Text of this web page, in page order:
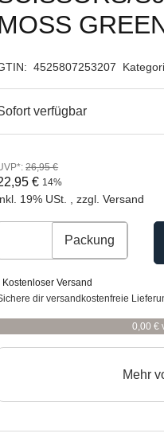
4525807253207
verfügbar
:26,95 €
€ 14%
19% USt. , zzgl.Versand
Packung
Kostenloser Versand
dir versandkostenfreie
0,00 €
Mehr